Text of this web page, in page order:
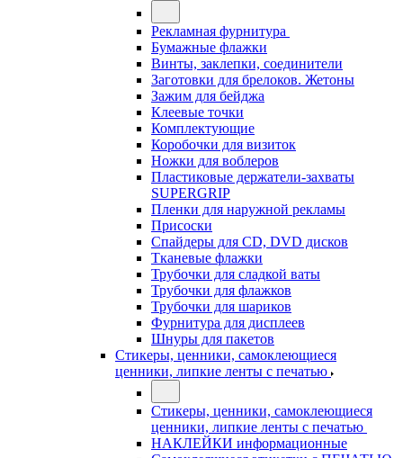
Рекламная фурнитура
Бумажные флажки
Винты, заклепки, соединители
Заготовки для брелоков. Жетоны
Зажим для бейджа
Клеевые точки
Комплектующие
Коробочки для визиток
Ножки для воблеров
Пластиковые держатели-захваты
SUPERGRIP
Пленки для наружной рекламы
Присоски
Спайдеры для CD, DVD дисков
Тканевые флажки
Трубочки для сладкой ваты
Трубочки для флажков
Трубочки для шариков
Фурнитура для дисплеев
Шнуры для пакетов
Стикеры, ценники, самоклеющиеся
ценники, липкие ленты с печатью
Стикеры, ценники, самоклеющиеся
ценники, липкие ленты с печатью
НАКЛЕЙКИ информационные